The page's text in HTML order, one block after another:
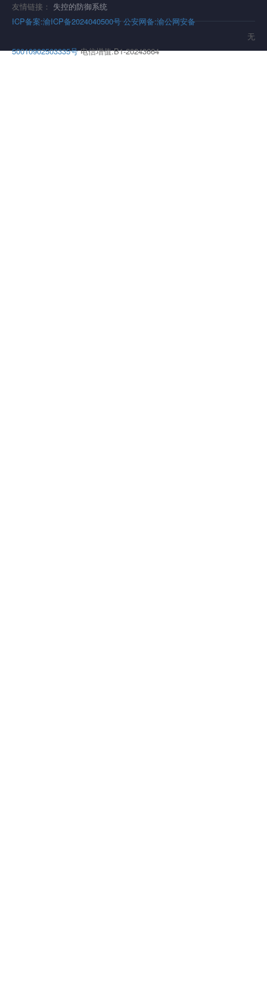
友情链接： 失控的防御系统
ICP备案:渝ICP备2024040500号 公安网备:渝公网安备
50010902503335号 电信增值:B1-20243664
无